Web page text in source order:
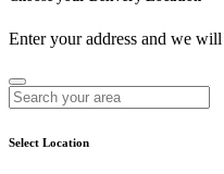
Enter your address and we
Select Location